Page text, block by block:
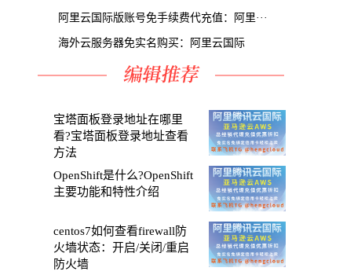
阿里云国际版账号免手续费代充值：阿里···
海外云服务器免实名购买：阿里云国际
宝塔面板登录地址在哪里
看?宝塔面板登录地址查看
方法
OpenShift是什么?OpenShift
主要功能和特性介绍
centos7如何查看firewall防
火墙状态：开启/关闭/重启
防火墙